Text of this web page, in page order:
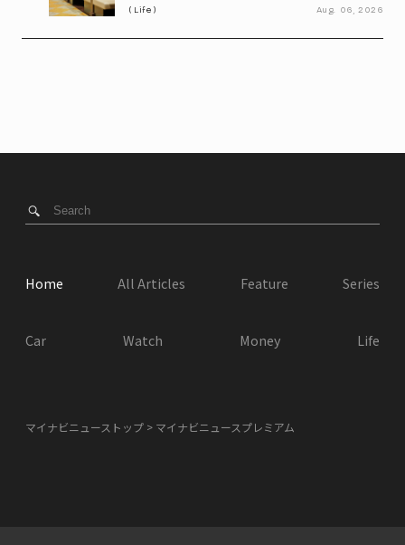
Life Aug. 06, 2026
Home All Articles Feature Series
Car Watch Money Life
マイナビニューストップ マイナビニュースプレミアム